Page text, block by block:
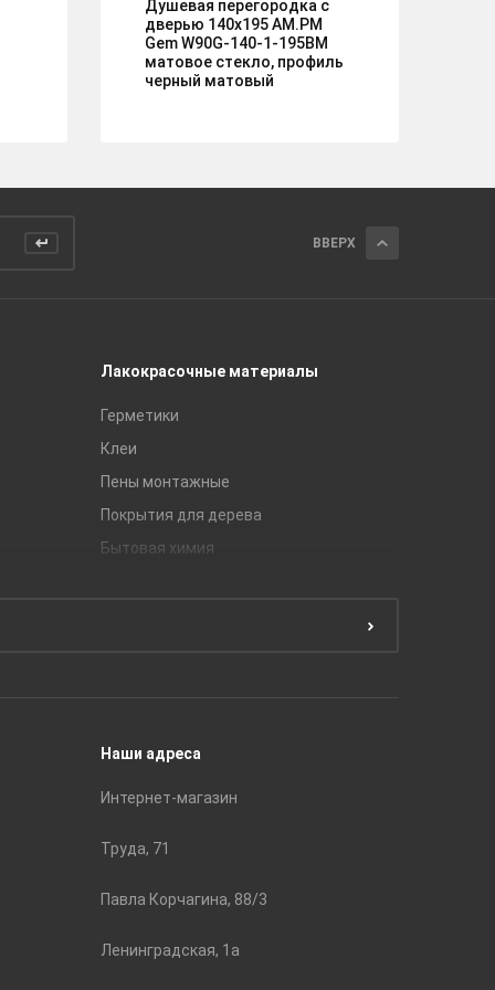
Душевая перегородка с
дверью 140x195 AM.PM
Gem W90G-140-1-195BM
матовое стекло, профиль
черный матовый
ВВЕРХ
Лакокрасочные материалы
Герметики
Клеи
Пены монтажные
Покрытия для дерева
Бытовая химия
Наши адреса
Интернет-магазин
Труда, 71
Павла Корчагина, 88/3
Ленинградская, 1а